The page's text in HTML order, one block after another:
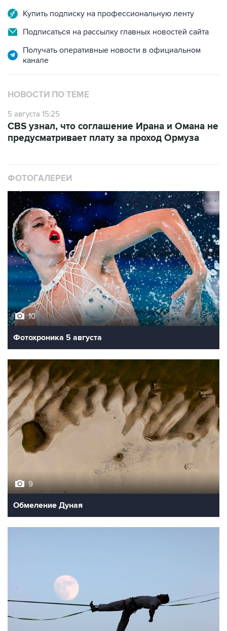
Купить подписку на профессиональную ленту
Подписаться на рассылку главных новостей сайта
Получать оперативные новости в официальном
канале
НОВОСТИ ПО ТЕМЕ
5 августа 15:25
CBS узнал, что соглашение Ирана и Омана не
предусматривает плату за проход Ормуза
ФОТОГАЛЕРЕИ
10
Фотохроника 5 августа
9
Обмеление Дуная